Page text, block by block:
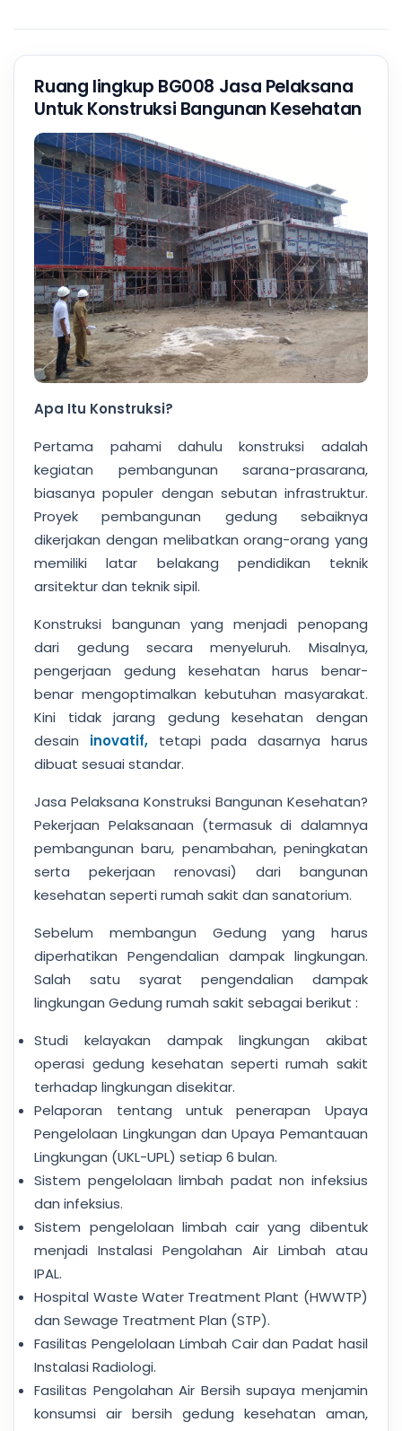
Ruang lingkup BG008 Jasa Pelaksana
Untuk Konstruksi Bangunan Kesehatan
Apa Itu Konstruksi?
Pertama pahami dahulu konstruksi adalah
kegiatan pembangunan sarana-prasarana,
biasanya populer dengan sebutan infrastruktur.
Proyek pembangunan gedung sebaiknya
dikerjakan dengan melibatkan orang-orang yang
memiliki latar belakang pendidikan teknik
arsitektur dan teknik sipil.
Konstruksi bangunan yang menjadi penopang
dari gedung secara menyeluruh. Misalnya,
pengerjaan gedung kesehatan harus benar-
benar mengoptimalkan kebutuhan masyarakat.
Kini tidak jarang gedung kesehatan dengan
desain inovatif, tetapi pada dasarnya harus
dibuat sesuai standar.
Jasa Pelaksana Konstruksi Bangunan Kesehatan?
Pekerjaan Pelaksanaan (termasuk di dalamnya
pembangunan baru, penambahan, peningkatan
serta pekerjaan renovasi) dari bangunan
kesehatan seperti rumah sakit dan sanatorium.
Sebelum membangun Gedung yang harus
diperhatikan Pengendalian dampak lingkungan.
Salah satu syarat pengendalian dampak
lingkungan Gedung rumah sakit sebagai berikut :
Studi kelayakan dampak lingkungan akibat
operasi gedung kesehatan seperti rumah sakit
terhadap lingkungan disekitar.
Pelaporan tentang untuk penerapan Upaya
Pengelolaan Lingkungan dan Upaya Pemantauan
Lingkungan (UKL-UPL) setiap 6 bulan.
Sistem pengelolaan limbah padat non infeksius
dan infeksius.
Sistem pengelolaan limbah cair yang dibentuk
menjadi Instalasi Pengolahan Air Limbah atau
IPAL.
Hospital Waste Water Treatment Plant (HWWTP)
dan Sewage Treatment Plan (STP).
Fasilitas Pengelolaan Limbah Cair dan Padat hasil
Instalasi Radiologi.
Fasilitas Pengolahan Air Bersih supaya menjamin
konsumsi air bersih gedung kesehatan aman,